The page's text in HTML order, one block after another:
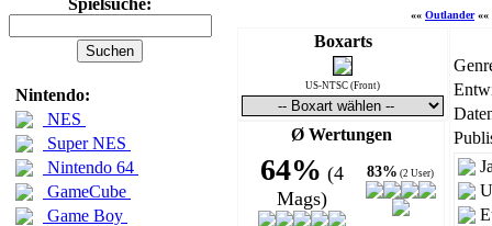
Spielsuche:
Nintendo:
NES
Super NES
Nintendo 64
GameCube
Game Boy
«« Outlander««
Boxarts
US-NTSC (Front)
Ø Wertungen
64% (4
Mags)
83% (2 User)